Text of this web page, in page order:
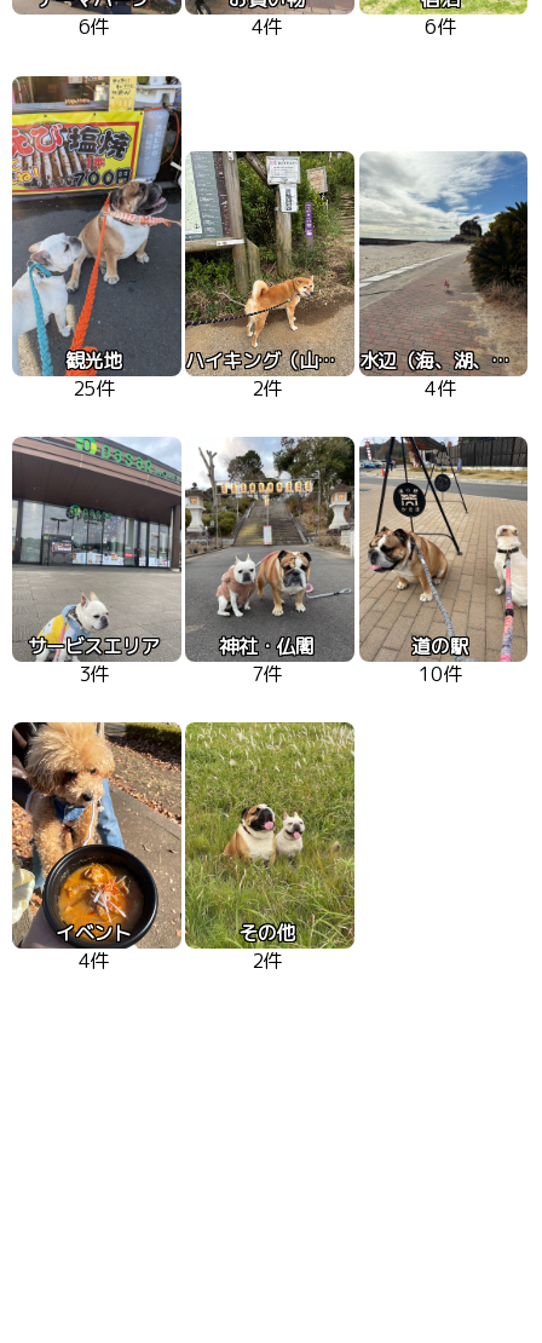
6件
4件
6件
観光地
25件
ハイキング（山、高原）
2件
水辺（海、湖、川）
4件
サービスエリア
3件
神社・仏閣
7件
道の駅
10件
イベント
4件
その他
2件